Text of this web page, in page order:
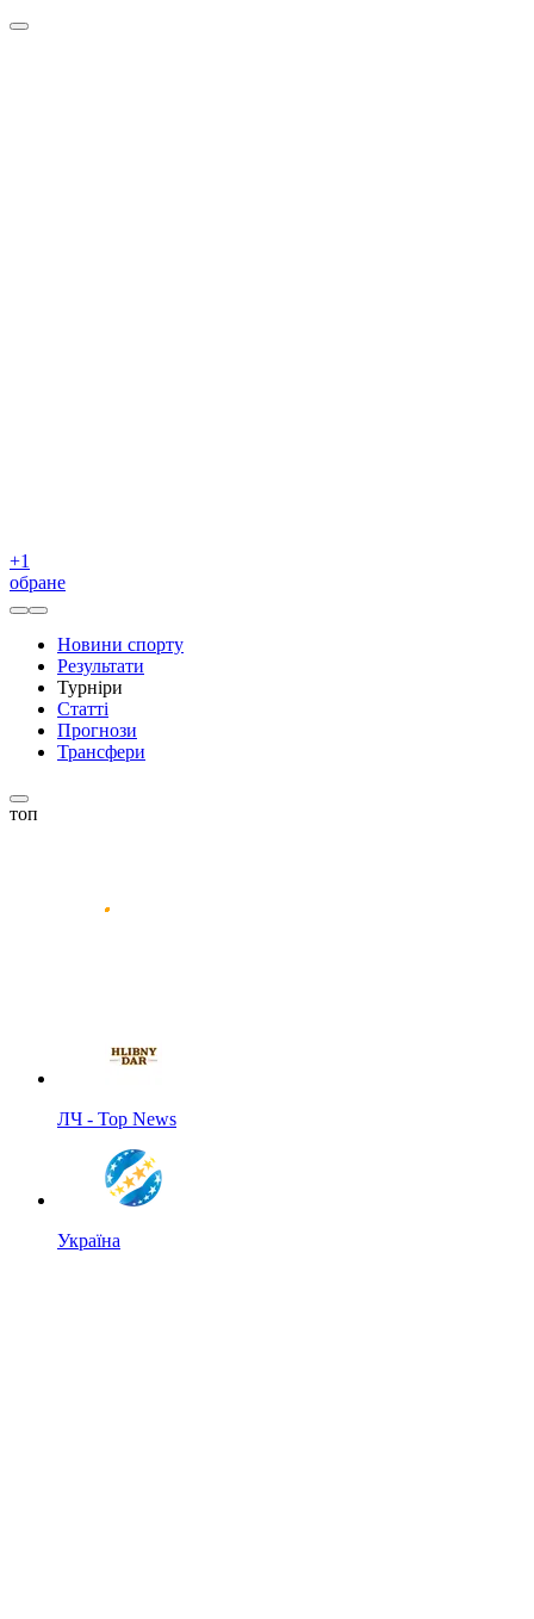
+1
обране
Новини спорту
Результати
Турніри
Статті
Прогнози
Трансфери
топ
ЛЧ - Top News
Україна